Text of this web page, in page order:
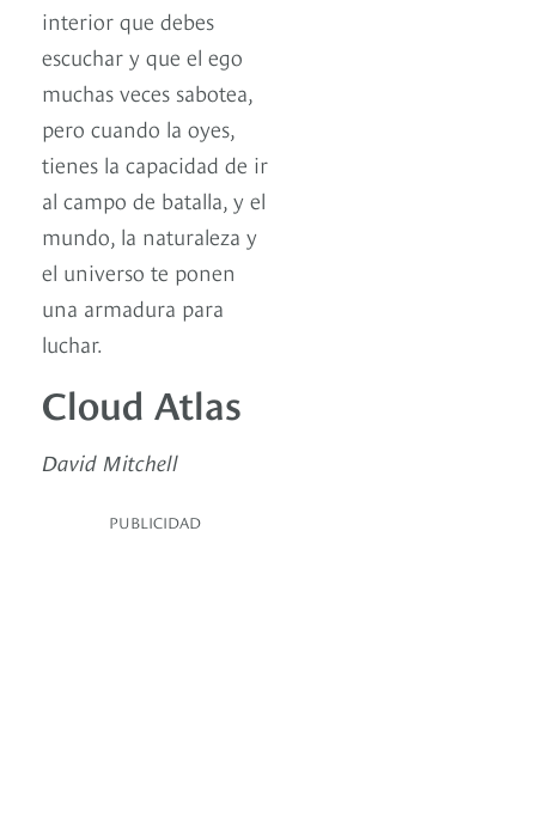
interior que debes
escuchar y que el ego
muchas veces sabotea,
pero cuando la oyes,
tienes la capacidad de ir
al campo de batalla, y el
mundo, la naturaleza y
el universo te ponen
una armadura para
luchar.
Cloud Atlas
David Mitchell
PUBLICIDAD